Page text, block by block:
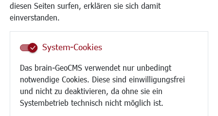
diesen Seiten surfen, erklären sie sich damit
einverstanden.
System-Cookies
Das brain-GeoCMS verwendet nur unbedingt
notwendige Cookies. Diese sind einwilligungsfrei
und nicht zu deaktivieren, da ohne sie ein
Systembetrieb technisch nicht möglich ist.
Institutionen für Familien
Frauen
Schule
Demokratie leben
Ukrainehilfe
Hilfe für Geflüchtete
Religion